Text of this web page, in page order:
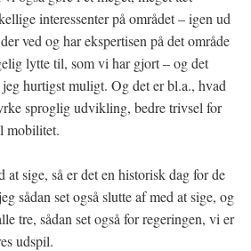
interessenter på området – igen ud
ved og har ekspertisen på det område
lytte til, som vi har gjort – og det
hurtigst muligt. Og det er bl.a., hvad
sproglig udvikling, bedre trivsel for
mobilitet.
at sige, så er det en historisk dag for de
sådan set også slutte af med at sige, og
tre, sådan set også for regeringen, vi er
udspil.